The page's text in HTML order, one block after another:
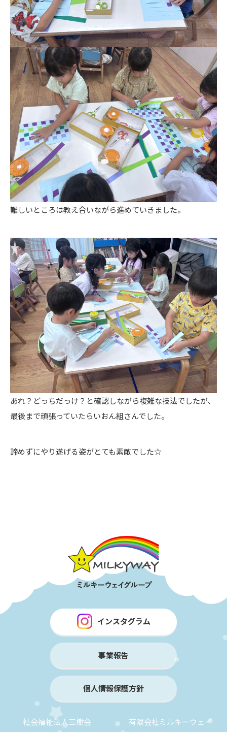
難しいところは教え合いながら進めていきました。
あれ？どっちだっけ？と確認しながら複雑な技法でしたが、
最後まで頑張っていたらいおん組さんでした。
諦めずにやり遂げる姿がとても素敵でした☆
インスタグラム
事業報告
個人情報保護方針
社会福祉法人三樹会 有限会社ミルキーウェイ